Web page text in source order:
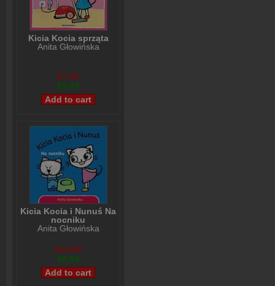
Kicia Kocia sprząta
Anita Głowińska
$7,99
$5,99
Kicia Kocia i Nunuś Na
nocniku
Anita Głowińska
$10,98
$8,99